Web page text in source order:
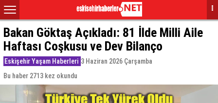
Bakan Göktaş Açıkladı: 81 İlde Milli Aile
Haftası Coşkusu ve Dev Bilanço
Eskişehir Yaşam Haberleri 3 Haziran 2026 Çarşamba
Bu haber 2713 kez okundu